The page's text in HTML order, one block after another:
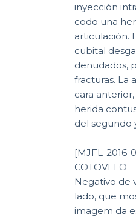
inyección
codo una
articulación.
cubital
denudados,
fracturas. La
cara
herida
del segundo
[MJFL-2016-
COTOVELO
Negativo de
lado, que
imagem da